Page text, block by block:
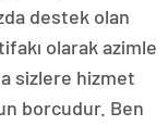
destek olan
olarak azimle
sizlere hizmet
borcudur. Ben